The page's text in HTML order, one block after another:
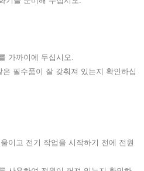
가까이에 두십시오.
필수품이 잘 갖춰져 있는지 확인하십
이고 전기 작업을 시작하기 전에 전원